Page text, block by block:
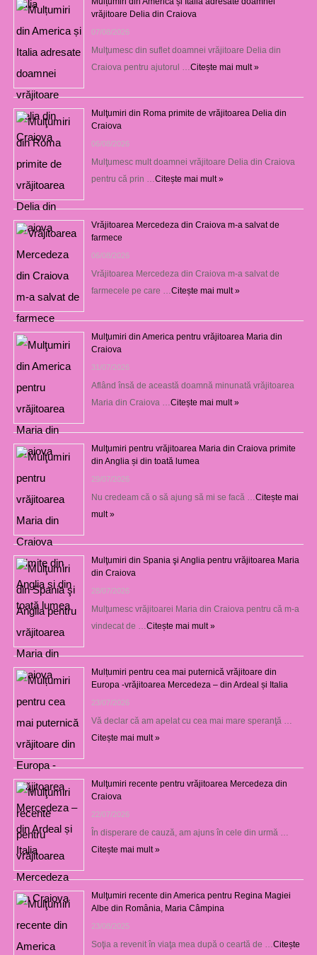
vrăjitoare Delia din Craiova
07/08/2026
Mulţumesc din suflet doamnei vrăjitoare Delia din
Craiova pentru ajutorul … Citește mai mult »
Mulţumiri din Roma primite de vrăjitoarea Delia din
Craiova
06/08/2026
Mulţumesc mult doamnei vrăjitoare Delia din Craiova
pentru că prin … Citește mai mult »
Vrăjitoarea Mercedeza din Craiova m-a salvat de
farmece
06/08/2026
Vrăjitoarea Mercedeza din Craiova m-a salvat de
farmecele pe care … Citește mai mult »
Mulţumiri din America pentru vrăjitoarea Maria din
Craiova
31/07/2026
Aflând însă de această doamnă minunată vrăjitoarea
Maria din Craiova … Citește mai mult »
Mulţumiri pentru vrăjitoarea Maria din Craiova primite
din Anglia și din toată lumea
29/07/2026
Nu credeam că o să ajung să mi se facă … Citește mai
mult »
Mulţumiri din Spania şi Anglia pentru vrăjitoarea Maria
din Craiova
28/07/2026
Mulţumesc vrăjitoarei Maria din Craiova pentru că m-a
vindecat de … Citește mai mult »
Mulțumiri pentru cea mai puternică vrăjitoare din
Europa -vrăjitoarea Mercedeza – din Ardeal și Italia
23/07/2026
Vă declar că am apelat cu cea mai mare speranţă …
Citește mai mult »
Mulţumiri recente pentru vrăjitoarea Mercedeza din
Craiova
22/07/2026
În disperare de cauză, am ajuns în cele din urmă …
Citește mai mult »
Mulţumiri recente din America pentru Regina Magiei
Albe din România, Maria Câmpina
23/08/2025
Soţia a revenit în viaţa mea după o ceartă de … Citește